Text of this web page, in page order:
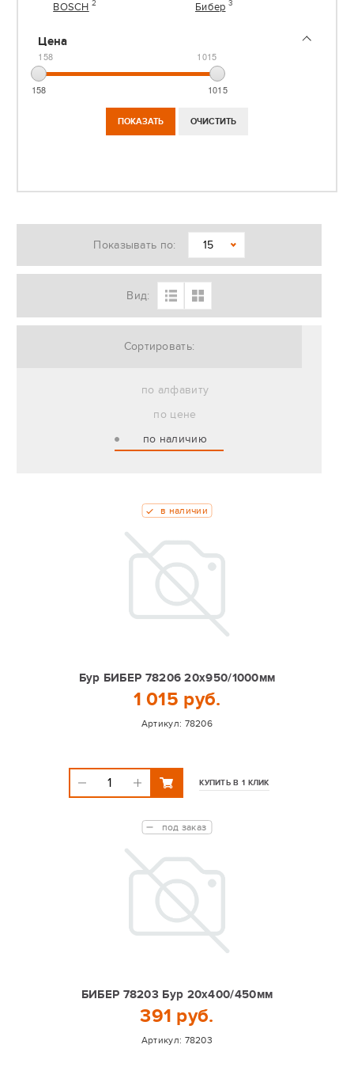
BOSCH 2 Бибер 3
Цена
158 1015
158 1015
Показывать по: 15
Вид:
Сортировать:
по алфавиту
по цене
по наличию
Бур БИБЕР 78206 20х950/1000мм
1 015 руб.
Артикул: 78206
в наличии
КУПИТЬ В 1 КЛИК
БИБЕР 78203 Бур 20х400/450мм
391 руб.
Артикул: 78203
под заказ